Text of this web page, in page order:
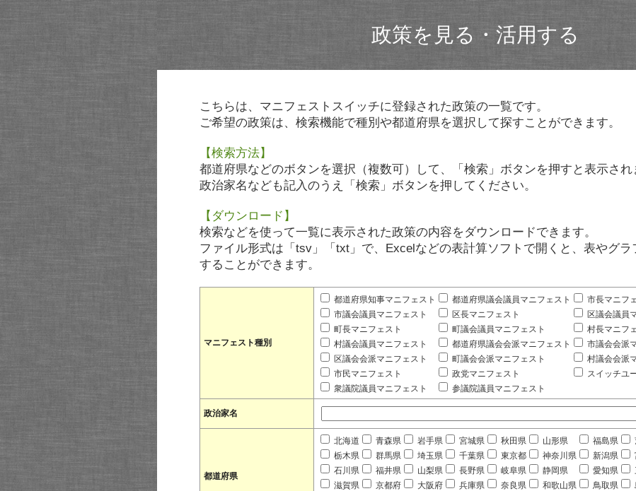
政策を見る・活用する
こちらは、マニフェストスイッチに登録された政策の一覧です。
ご希望の政策は、検索機能で種別や都道府県を選択して探すことができます。
【検索方法】
都道府県などのボタンを選択（複数可）して、「検索」ボタンを押すと表示され
政治家名なども記入のうえ「検索」ボタンを押してください。
【ダウンロード】
検索などを使って一覧に表示された政策の内容をダウンロードできます。
ファイル形式は「tsv」「txt」で、Excelなどの表計算ソフトで開くと、表やグラ
することができます。
マニフェスト種別
都道府県知事マニフェスト 都道府県議会議員マニフェスト
市長マニフ
市議会議員マニフェスト
区長マニフェスト
区議会議員
町長マニフェスト
町議会議員マニフェスト
村長マニフ
村議会議員マニフェスト
都道府県議会会派マニフェスト
市議会会派
区議会会派マニフェスト
町議会会派マニフェスト
村議会会派
市民マニフェスト
政党マニフェスト
スイッチユ
衆議院議員マニフェスト
参議院議員マニフェスト
政治家名
都道府県
北海道 青森県 岩手県 宮城県 秋田県 山形県 福島県
栃木県
群馬県 埼玉県 千葉県 東京都 神奈川県 新潟県
石川県
福井県 山梨県 長野県 岐阜県 静岡県 愛知県
滋賀県
京都府 大阪府 兵庫県 奈良県 和歌山県 鳥取県